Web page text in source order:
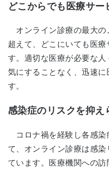
どこからでも医療サー
オンライン診療の最大の
超えて、どこにいても医
す。適切な医療が必要な
気にすることなく、迅速に
す。
感染症のリスクを抑え
コロナ禍を経験し各感染
て、オンライン診療は感
ています。医療機関への